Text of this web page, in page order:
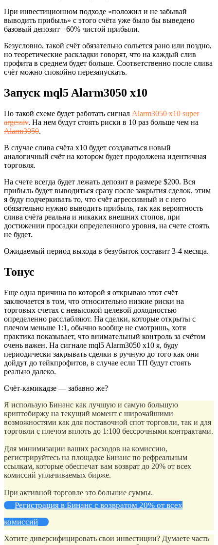
При инвестиционном подходе «положил и не забывай
выводить прибыль» с этого счёта уже было бы выведено
базовый депозит +60% чистой прибыли.
Безусловно, такой счёт обязательно сольется рано или поздно,
но теоретические раскладки говорят, что на каждый слив
профита в среднем будет больше. Соответственно после слива
счёт можно спокойно перезапускать.
Запуск mql5 Alarm3050 x10
По такой схеме будет работать сигнал Alarm3050 x10 super
argessiv. На нем будут стоять риски в 10 раз больше чем на
Alarm3050.
В случае слива счёта х10 будет создаваться новый
аналогичный счёт на котором будет продолжена идентичная
торговля.
На счете всегда будет лежать депозит в размере $200. Вся
прибыль будет выводиться сразу после закрытия сделок, этим
я буду подчеркивать то, что счёт агрессивный и с него
обязательно нужно выводить прибыль, так как вероятность
слива счёта реальна и никаких внешних стопов, при
достижении просадки определенного уровня, на счете стоять
не будет.
Ожидаемый период выхода в безубыток составит 3-4 месяца.
Тонус
Еще одна причина по которой я открываю этот счёт
заключается в том, что относительно низкие риски на
торговых счетах с невысокой целевой доходностью
определенно расслабляют. На сделки, которые открыты с
плечом меньше 1:1, обычно вообще не смотришь, хотя
практика показывает, что внимательный контроль за счётом
очень важен. На сигнале mql5 Alarm3050 х10 я, буду
периодически закрывать сделки в ручную до того как они
дойдут до тейкпрофитов, в случае если ТП будут стоять
реально далеко.
Счёт-камикадзе — забавно же?
Я использую Бинанс как лучшую и самую большую
криптобиржу на текущий момент с широчайшими
возможностями как для поставочной спот торговли, так и для
торговли с плечом вплоть до 1:100 бессрочными контрактами.
Для минимизации ваших расходов на комиссию,
регистрируйтесь на площадке Бинанс по рефреальным
ссылкам, которые обеспечат вам возврат до 20% от всех
комиссий уплачиваемых бирже.
При активной торговле это большие суммы.
Регистрация в Бинанс с возвратом 20% от всех
комиссий
Хотите диверсифицировать свои инвестиции? Думаете часть